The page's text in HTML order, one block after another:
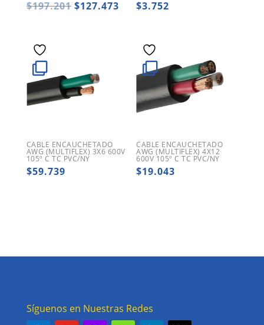
$197.201 El
$127.473El
$127.473.
$3.752
CABLE ENCAUCHETADO
AWG (MULTIFLEX) 3X6 600V
105º C TC PVC/NY
$59.739
CABLE ENCAUCHETADO
AWG (MULTIFLEX) 4X12
600V 105º C TC PVC/NY
$19.043
Síguenos en Nuestras Redes